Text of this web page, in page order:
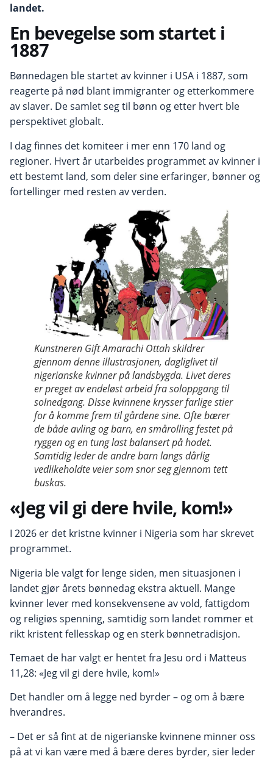
landet.
En bevegelse som startet i
1887
Bønnedagen ble startet av kvinner i USA i 1887, som
reagerte på nød blant immigranter og etterkommere
av slaver. De samlet seg til bønn og etter hvert ble
perspektivet globalt.
I dag finnes det komiteer i mer enn 170 land og
regioner. Hvert år utarbeides programmet av kvinner i
ett bestemt land, som deler sine erfaringer, bønner og
fortellinger med resten av verden.
Kunstneren Gift Amarachi Ottah skildrer
gjennom denne illustrasjonen, dagliglivet til
nigerianske kvinner på landsbygda. Livet deres
er preget av endeløst arbeid fra soloppgang til
solnedgang. Disse kvinnene krysser farlige stier
for å komme frem til gårdene sine. Ofte bærer
de både avling og barn, en smårolling festet på
ryggen og en tung last balansert på hodet.
Samtidig leder de andre barn langs dårlig
vedlikeholdte veier som snor seg gjennom tett
buskas.
«Jeg vil gi dere hvile, kom!»
I 2026 er det kristne kvinner i Nigeria som har skrevet
programmet.
Nigeria ble valgt for lenge siden, men situasjonen i
landet gjør årets bønnedag ekstra aktuell. Mange
kvinner lever med konsekvensene av vold, fattigdom
og religiøs spenning, samtidig som landet rommer et
rikt kristent fellesskap og en sterk bønnetradisjon.
Temaet de har valgt er hentet fra Jesu ord i Matteus
11,28: «Jeg vil gi dere hvile, kom!»
Det handler om å legge ned byrder – og om å bære
hverandres.
– Det er så fint at de nigerianske kvinnene minner oss
på at vi kan være med å bære deres byrder, sier leder